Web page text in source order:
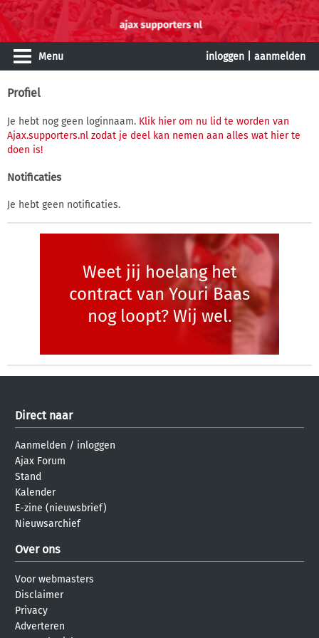
Menu inloggen aanmelden
Profiel
Je hebt nog geen loginnaam. Klik hier om nu lid te worden van
Ajax.supporters.nl zodat je deel kan nemen aan alles wat hier te
doen is!
Notificaties
Je hebt geen notificaties.
Weet jij hoelang het
contract van Youri Baas
nog loopt? Wij wel.
Direct naar
Aanmelden / inloggen
Ajax Forum
Stand
Kalender
E-zine (nieuwsbrief)
Nieuwsarchief
Over ons
Voor webmasters
Disclaimer
Privacy
Adverteren